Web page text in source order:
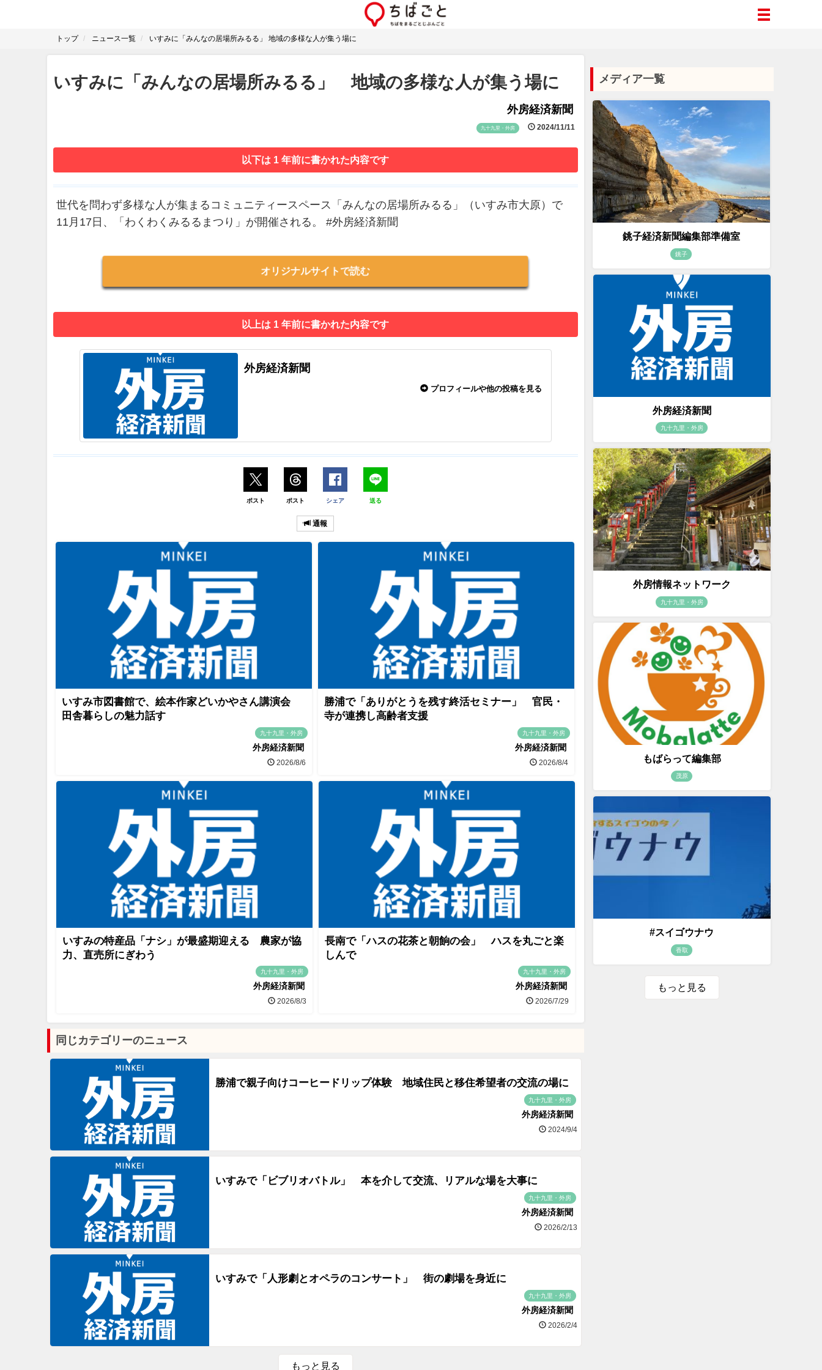
トップ ニュース一覧 いすみに「みんなの居場所みるる」 地域の多様な人が集う場に
いすみに「みんなの居場所みるる」 地域の多様な人が集う場に
外房経済新聞
九十九里・外房 2024/11/11
以下は 1 年前に書かれた内容です
世代を問わず多様な人が集まるコミュニティースペース「みんなの居場所みるる」（いすみ市大原）で
11月17日、「わくわくみるるまつり」が開催される。 #外房経済新聞
オリジナルサイトで読む
以上は 1 年前に書かれた内容です
外房経済新聞
プロフィールや他の投稿を見る
ポスト ポスト シェア 送る
通報
いすみ市図書館で、絵本作家どいかやさん講演会
田舎暮らしの魅力話す
九十九里・外房
外房経済新聞
2026/8/6
勝浦で「ありがとうを残す終活セミナー」 官民・
寺が連携し高齢者支援
九十九里・外房
外房経済新聞
2026/8/4
いすみの特産品「ナシ」が最盛期迎える 農家が協
力、直売所にぎわう
九十九里・外房
外房経済新聞
2026/8/3
長南で「ハスの花茶と朝餉の会」 ハスを丸ごと楽
しんで
九十九里・外房
外房経済新聞
2026/7/29
同じカテゴリーのニュース
勝浦で親子向けコーヒードリップ体験 地域住民と移住希望者の交流の場に
九十九里・外房
外房経済新聞
2024/9/4
いすみで「ビブリオバトル」 本を介して交流、リアルな場を大事に
九十九里・外房
外房経済新聞
2026/2/13
いすみで「人形劇とオペラのコンサート」 街の劇場を身近に
九十九里・外房
外房経済新聞
2026/2/4
もっと見る
メディア一覧
銚子経済新聞編集部準備室
銚子
外房経済新聞
九十九里・外房
外房情報ネットワーク
九十九里・外房
もばらって編集部
茂原
#スイゴウナウ
香取
もっと見る